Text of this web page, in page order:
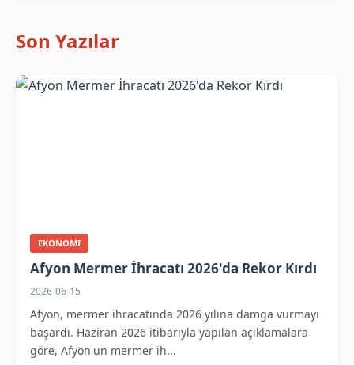
Son Yazılar
EKONOMI
Afyon Mermer İhracatı 2026'da Rekor Kırdı
2026-06-15
Afyon, mermer ihracatında 2026 yılına damga vurmayı
başardı. Haziran 2026 itibarıyla yapılan açıklamalara
göre, Afyon'un mermer ih...